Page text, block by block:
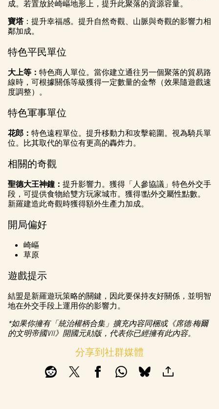
成。若置放於崎嶇地形上，提升此聚落的資源容量。
寶塔：提升幸福感。提升自然奇觀、山脈與奇觀的影響力相
鄰加成。
特色平民單位
大上等： 特色商人單位。當你建立通往另一個聚落的貿易路
線時，可根據關係等級獲得一定數量的金幣（效果隨遊戲速
度調整）。
特色軍事單位
花郎： 特色遠程單位。提升移動力和攻擊範圍。視為騎兵單
位。比其取代的單位有更高的轟炸力。
相關的奇觀
聖德大王神鐘： 提升影響力。獲得「人參協議」特色外交手
段，可提供食物給雙方玩家城市。獲得1點外交屬性點數。
新羅建造此奇觀時獲得額外生產力加成。
開局偏好
崎嶇
草原
遊戲提示
結盟是新羅遊玩策略的關鍵，因此要保持友好關係，並明智
地在外交手段上運用你的影響力。
*如果你擁有「統治權柄合集」擴充內容同梱或《席德·梅爾
的文明帝國VII》開國元勛版，代表你已經擁有此內容。
分享到社群媒體